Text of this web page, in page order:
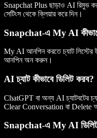
Snapchat Plus ছাড়াও AI রিমুভ
সেটিংস থেকে ক্লিয়ার করে দিন।
Snapchat-এ My AI
My AI আনপিন করতে চ্যাট লিস্টের
আনপিন অন করুন।
AI চ্যাট কীভাবে ডিলিট করব?
ChatGPT বা অন্য AI চ্যাটবটের চ্যাট
Clear Conversation বা Delete
Snapchat-এ My AI